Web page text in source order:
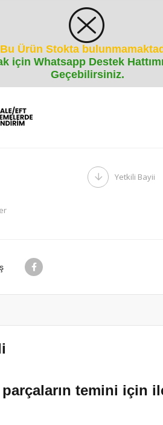
Bu Ürün Stokta
için Whatsapp Destek
Geçebilirsiniz.
Yetkili Bayii
parçaların temini için